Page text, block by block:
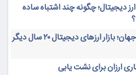
دیجیتال؛ چگونه چند اشتباه ساده
پشت پرده آینده اقتصاد جهان؛ بازار ارزهای دیجیتال ۲۰ سال دیگر
ارزان برای نشت یابی